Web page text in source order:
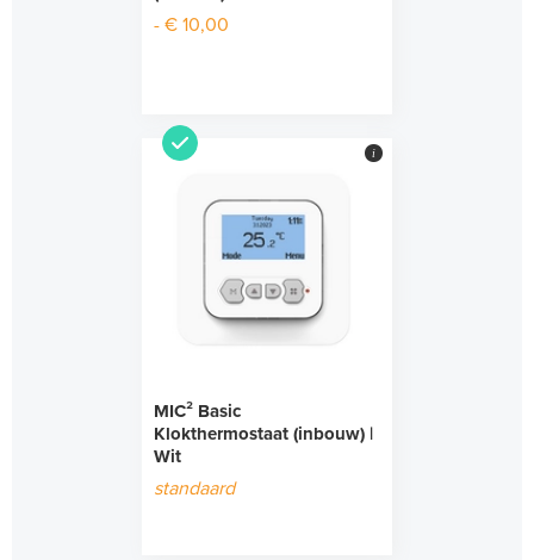
- € 10,00
MIC² Basic
Klokthermostaat (inbouw) |
Wit
standaard
i